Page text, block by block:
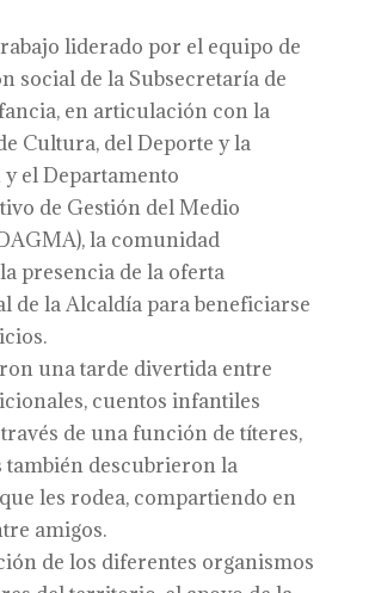
liderado por el equipo de
social de la Subsecretaría de
en articulación con la
Cultura, del Deporte y la
el Departamento
de Gestión del Medio
la comunidad
presencia de la oferta
de la Alcaldía para beneficiarse
una tarde divertida entre
cuentos infantiles
de una función de títeres,
también descubrieron la
les rodea, compartiendo en
amigos.
de los diferentes organismos